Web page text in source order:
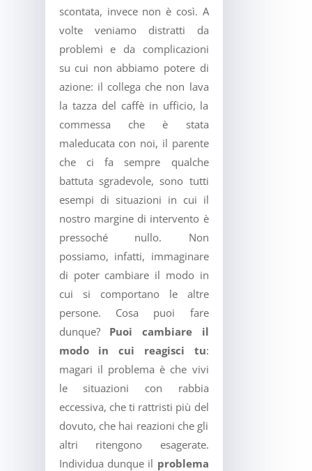
scontata, invece non è così. A
volte veniamo distratti da
problemi e da complicazioni
su cui non abbiamo potere di
azione: il collega che non lava
la tazza del caffè in ufficio, la
commessa che è stata
maleducata con noi, il parente
che ci fa sempre qualche
battuta sgradevole, sono tutti
esempi di situazioni in cui il
nostro margine di intervento è
pressoché nullo. Non
possiamo, infatti, immaginare
di poter cambiare il modo in
cui si comportano le altre
persone. Cosa puoi fare
dunque? Puoi cambiare il
modo in cui reagisci tu:
magari il problema è che vivi
le situazioni con rabbia
eccessiva, che ti rattristi più del
dovuto, che hai reazioni che gli
altri ritengono esagerate.
Individua dunque il problema